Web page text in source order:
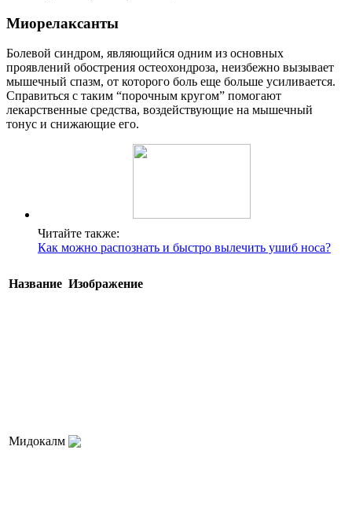
Миорелаксанты
Болевой синдром, являющийся одним из основных
проявлений обострения остеохондроза, неизбежно вызывает
мышечный спазм, от которого боль еще больше усиливается.
Справиться с таким “порочным кругом” помогают
лекарственные средства, воздействующие на мышечный
тонус и снижающие его.
Читайте также:
Как можно распознать и быстро вылечить ушиб носа?
Название Изображение
Мидокалм